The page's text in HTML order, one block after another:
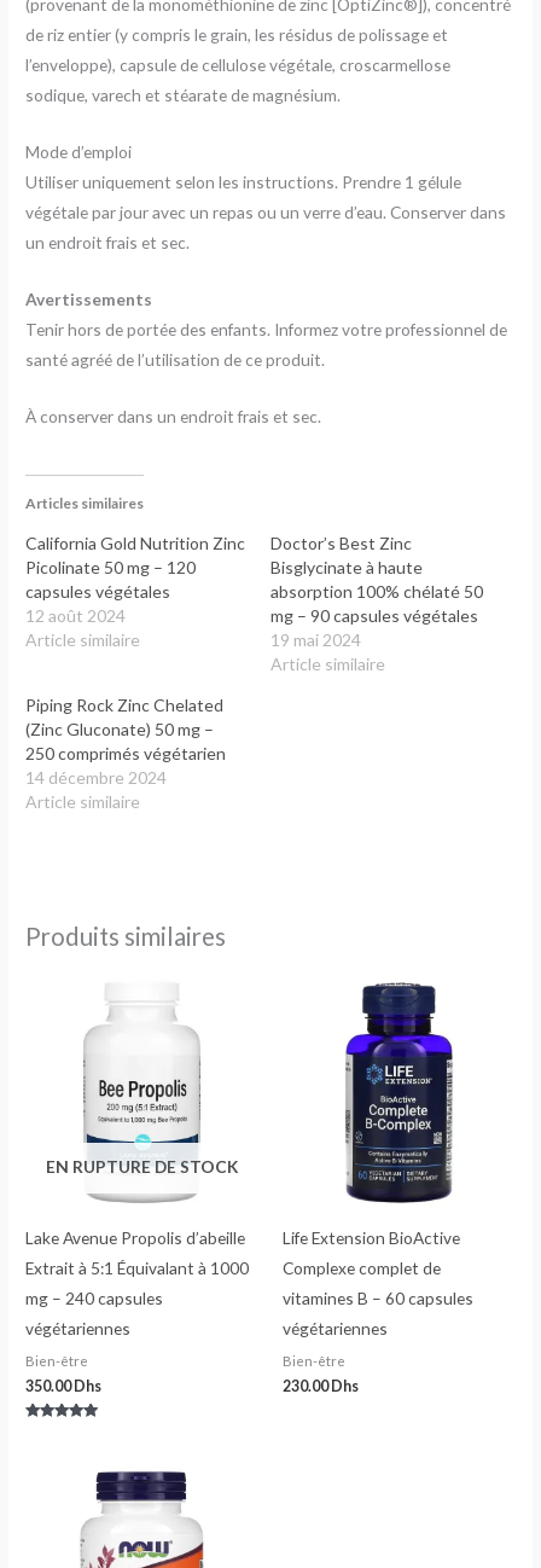
(provenant de la monométhionine de zinc [OptiZinc®]), concentré
de riz entier (y compris le grain, les résidus de polissage et
l’enveloppe), capsule de cellulose végétale, croscarmellose
sodique, varech et stéarate de magnésium.
Mode d’emploi
Utiliser uniquement selon les instructions. Prendre 1 gélule
végétale par jour avec un repas ou un verre d’eau. Conserver dans
un endroit frais et sec.
Avertissements
Tenir hors de portée des enfants. Informez votre professionnel de
santé agréé de l’utilisation de ce produit.
À conserver dans un endroit frais et sec.
Articles similaires
California Gold Nutrition Zinc
Picolinate 50 mg – 120
capsules végétales
12 août 2024
Article similaire
Doctor’s Best Zinc
Bisglycinate à haute
absorption 100% chélaté 50
mg – 90 capsules végétales
19 mai 2024
Article similaire
Piping Rock Zinc Chelated
(Zinc Gluconate) 50 mg –
250 comprimés végétarien
14 décembre 2024
Article similaire
Produits similaires
EN RUPTURE DE STOCK
Lake Avenue Propolis d’abeille
Extrait à 5:1 Équivalant à 1000
mg – 240 capsules
végétariennes
Bien-être
350.00 Dhs
Life Extension BioActive
Complexe complet de
vitamines B – 60 capsules
végétariennes
Bien-être
230.00 Dhs